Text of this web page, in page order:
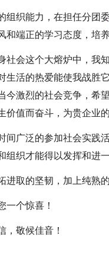
组织能力，在担任分团
端正的学习态度，培
社会这个大熔炉中，我
生活的热爱能使我战胜
今激烈的社会竞争，希
值而奋斗，为贵企业
间广泛的参加社会实践
织才能得以发挥和进一
进取的坚韧，加上纯熟
一个惊喜！
，敬候佳音！